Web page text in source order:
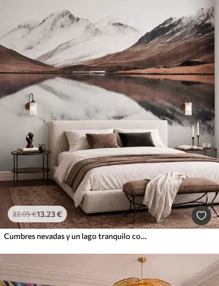
22.05€13 .23€